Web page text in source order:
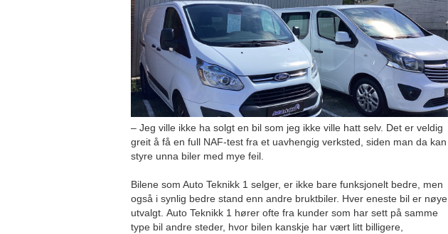
– Jeg ville ikke ha solgt en bil som jeg ikke ville hatt selv. Det er veldig
greit å få en full NAF-test fra et uavhengig verksted, siden man da kan
styre unna biler med mye feil.
Bilene som Auto Teknikk 1 selger, er ikke bare funksjonelt bedre, men
også i synlig bedre stand enn andre bruktbiler. Hver eneste bil er nøye
utvalgt. Auto Teknikk 1 hører ofte fra kunder som har sett på samme
type bil andre steder, hvor bilen kanskje har vært litt billigere,